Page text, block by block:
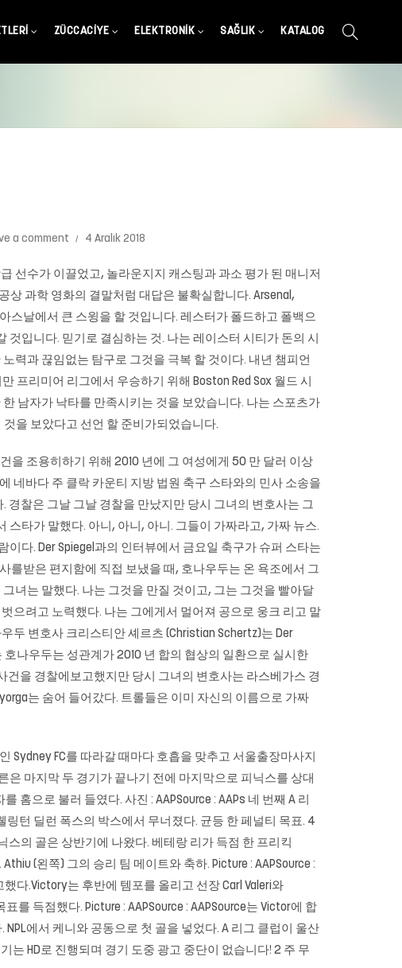
ZÜCCACIYE ELEKTRONIK SAĞLIK KATALOG
a comment 4 Aralık 2018
선수가 이끌었고, 놀라운지지 캐스팅과 과소 평가 된 매니저
상 과학 영화의 결말처럼 대답은 불확실합니다. Arsenal,
스날에서 큰 스윙을 할 것입니다. 레스터가 폴드하고 폴백으
입니다. 믿기로 결심하는 것. 나는 레이스터 시티가 돈의 시
력과 끊임없는 탐구로 그것을 극복 할 것이다. 내년 챔피언
프리미어 리그에서 우승하기 위해 Boston Red Sox 월드 시
남자가 낙타를 만족시키는 것을 보았습니다. 나는 스포츠가
을 보았다고 선언 할 준비가되었습니다.
을 조용히하기 위해 2010 년에 그 여성에게 50 만 달러 이상
네바다 주 클락 카운티 지방 법원 축구 스타와의 민사 소송을
찰은 그날 그날 경찰을 만났지만 당시 그녀의 변호사는 그
타가 말했다. 아니, 아니, 아니. 그들이 가짜라고, 가짜 뉴스.
다. Der Spiegel과의 인터뷰에서 금요일 축구가 슈퍼 스타는
를받은 편지함에 직접 보냈을 때, 호나우두는 온 욕조에서 그
녀는 말했다. 나는 그것을 만질 것이고, 그는 그것을 빨아달
으려고 노력했다. 나는 그에게서 멀어져 공으로 웅크 리고 말
두 변호사 크리스티안 셰르츠 (Christian Schertz)는 Der
나우두는 성관계가 2010 년 합의 협상의 일환으로 실시한
건을 경찰에보고했지만 당시 그녀의 변호사는 라스베가스 경
는 숨어 들어갔다. 트롤들은 이미 자신의 이름으로 가짜
Sydney FC를 따라갈 때마다 호흡을 맞추고 서울출장마사지
마지막 두 경기가 끝나기 전에 마지막으로 피닉스를 상대
홈으로 불러 들였다. 사진 : AAPSource : AAPs 네 번째 A 리
턴 딜런 폭스의 박스에서 무너졌다. 균등 한 페널티 목표. 4
의 골은 상반기에 나왔다. 베테랑 리가 득점 한 프리킥
(왼쪽) 그의 승리 팀 메이트와 축하. Picture : AAPSource :
다.Victory는 후반에 템포를 올리고 선장 Carl Valeri와
를 득점했다. Picture : AAPSource : AAPSource는 Victor에 합
에서 케니와 공동으로 첫 골을 넣었다. A 리그 클럽이 울산
는 HD로 진행되며 경기 도중 광고 중단이 없습니다! 2 주 무